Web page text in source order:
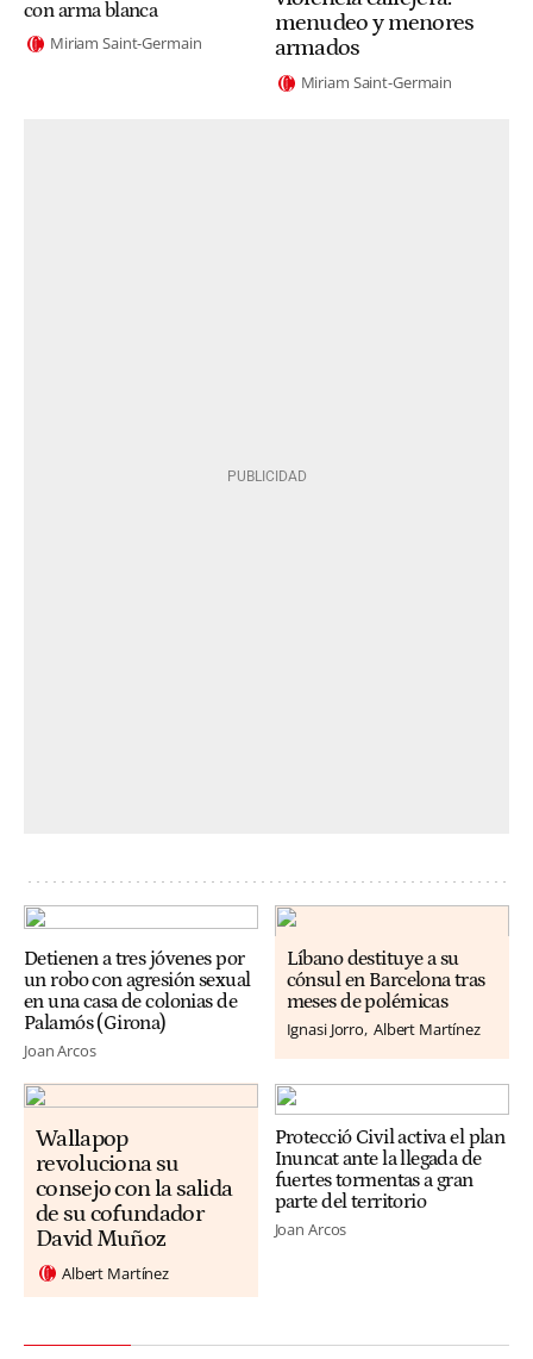
con arma blanca
Miriam Saint-Germain
menudeo y menores
armados
Miriam Saint-Germain
Detienen a tres jóvenes por
un robo con agresión sexual
en una casa de colonias de
Palamós (Girona)
Joan Arcos
Líbano destituye a su
cónsul en Barcelona tras
meses de polémicas
Ignasi Jorro Albert Martínez
Wallapop
revoluciona su
consejo con la salida
de su cofundador
David Muñoz
Albert Martínez
Protecció Civil activa el plan
Inuncat ante la llegada de
fuertes tormentas a gran
parte del territorio
Joan Arcos